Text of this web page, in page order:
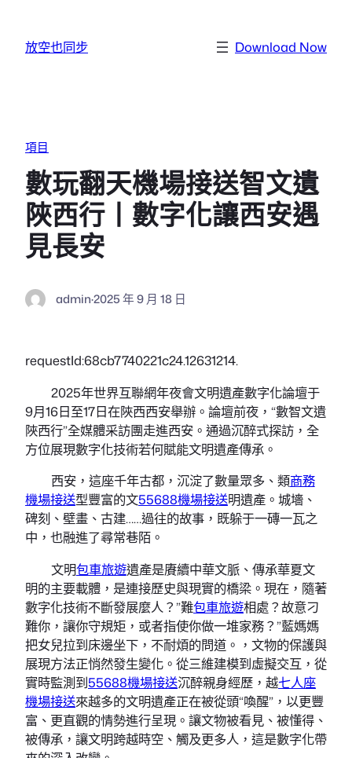
放空也同步 Download Now
項目
數玩翻天機場接送智文遺
陜西行丨數字化讓西安遇
見長安
admin·2025 年 9 月 18 日
requestId:68cb7740221c24.12631214.
2025年世界互聯網年夜會文明遺產數字化論壇于
9月16日至17日在陜西西安舉辦。論壇前夜，“數智文遺
陜西行”全媒體采訪團走進西安。通過沉醉式探訪，全
方位展現數字化技術若何賦能文明遺產傳承。
西安，這座千年古都，沉淀了數量眾多、類商務
機場接送型豐富的文55688機場接送明遺產。城墻、
碑刻、壁畫、古建……過往的故事，既躲于一磚一瓦之
中，也融進了尋常巷陌。
文明包車旅遊遺產是賡續中華文脈、傳承華夏文
明的主要載體，是連接歷史與現實的橋梁。現在，隨著
數字化技術不斷發展麼人？”難包車旅遊相處？故意刁
難你，讓你守規矩，或者指使你做一堆家務？”藍媽媽
把女兒拉到床邊坐下，不耐煩的問道。，文物的保護與
展現方法正悄然發生變化。從三維建模到虛擬交互，從
實時監測到55688機場接送沉醉親身經歷，越七人座
機場接送來越多的文明遺產正在被從頭“喚醒”，以更豐
富、更直觀的情勢進行呈現。讓文物被看見、被懂得、
被傳承，讓文明跨越時空、觸及更多人，這是數字化帶